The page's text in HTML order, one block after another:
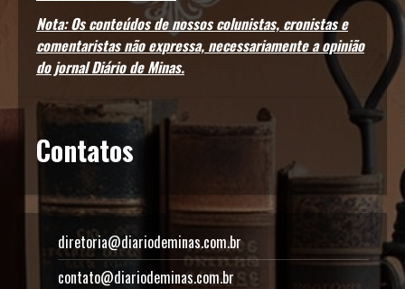
Nota: Os conteúdos de nossos colunistas, cronistas e
comentaristas não expressa, necessariamente a opinião
do jornal Diário de Minas.
Contatos
diretoria@diariodeminas.com.br
contato@diariodeminas.com.br